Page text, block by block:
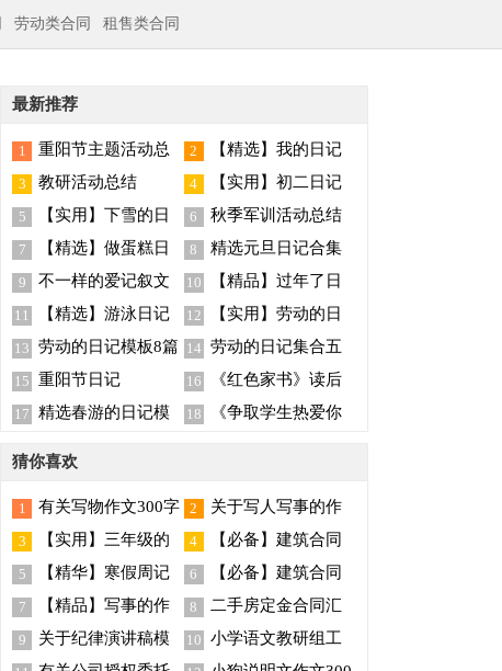
劳动类合同 租售类合同
最新推荐
1
重阳节主题活动总
结
2
【精选】我的日记
范文9篇
3 教研活动总结 4
【实用】初二日记
汇总3篇
5
【实用】下雪的日
记三篇
6 秋季军训活动总结
7
【精选】做蛋糕日
记4篇
8
精选元旦日记合集
五篇
9
不一样的爱记叙文
(集锦15篇)
10
【精品】过年了日
记四篇
11
【精选】游泳日记
汇编三篇
12
【实用】劳动的日
记四篇
13 劳动的日记模板8篇 14 劳动的日记集合五
篇
15 重阳节日记 16
《红色家书》读后
感
17 精选春游的日记模
18
《争取学生热爱你
猜你喜欢
1
有关写物作文300字
集锦10篇
2
关于写人写事的作
文汇总8篇
3
【实用】三年级的
写事作文300字四篇
4
【必备】建筑合同
锦集6篇
5
【精华】寒假周记
集锦五篇
6
【必备】建筑合同
范文汇总五篇
7
【精品】写事的作
文400字汇总八篇
8
二手房定金合同汇
编15篇
9
关于纪律演讲稿模
10 小学语文教研组工